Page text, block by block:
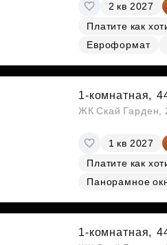
2 кв 2027
Платите как
Евроформат
1-комнатная,
ЖК Скай Гарден,
1 кв 2027
Платите как
Панорамное
1-комнатная,